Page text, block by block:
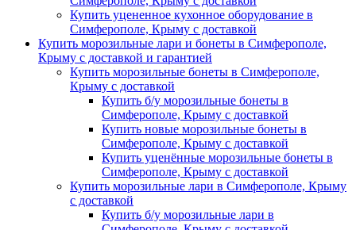
Купить уцененное кухонное оборудование в
Симферополе, Крыму с доставкой
Купить морозильные лари и бонеты в Симферополе,
Крыму с доставкой и гарантией
Купить морозильные бонеты в Симферополе,
Крыму с доставкой
Купить б/у морозильные бонеты в
Симферополе, Крыму с доставкой
Купить новые морозильные бонеты в
Симферополе, Крыму с доставкой
Купить уценённые морозильные бонеты в
Симферополе, Крыму с доставкой
Купить морозильные лари в Симферополе, Крыму
с доставкой
Купить б/у морозильные лари в